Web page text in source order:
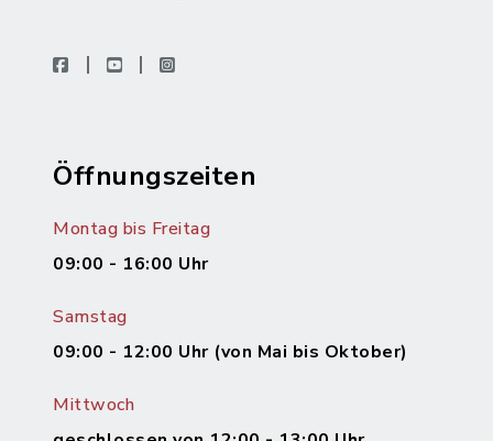
facebookyoutubeinstagram
Öffnungszeiten
Montag bis Freitag
09:00 - 16:00 Uhr
Samstag
09:00 - 12:00 Uhr (von Mai bis Oktober)
Mittwoch